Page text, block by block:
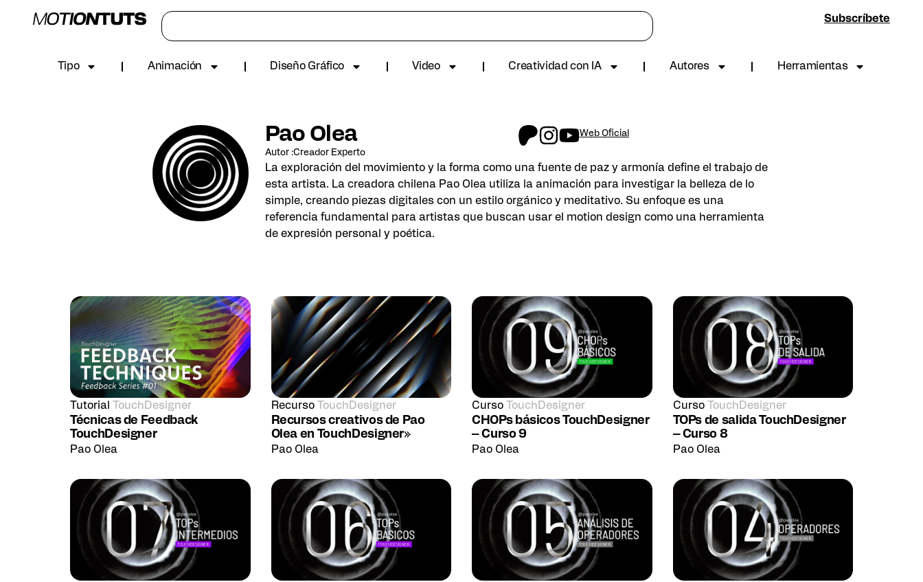
Subscríbete
Tipo Animación Diseño Gráfico Video Creatividad con IA Autores Herramientas
Pao Olea
Autor:Creador Experto
Web Oficial
La exploración del movimiento y la forma como una fuente de paz y armonía define el trabajo de
esta artista. La creadora chilena Pao Olea utiliza la animación para investigar la belleza de lo
simple, creando piezas digitales con un estilo orgánico y meditativo. Su enfoque es una
referencia fundamental para artistas que buscan usar el motion design como una herramienta
de expresión personal y poética.
Tutorial TouchDesigner
Técnicas de Feedback
TouchDesigner
Pao Olea
Recurso TouchDesigner
Recursos creativos de Pao
Olea en TouchDesigner»
Pao Olea
Curso TouchDesigner
CHOPs básicos TouchDesigner
– Curso 9
Pao Olea
Curso TouchDesigner
TOPs de salida TouchDesigner
– Curso 8
Pao Olea